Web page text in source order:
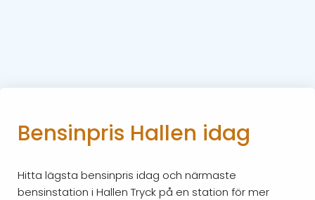
Bensinpris Hallen idag
Hitta lägsta bensinpris idag och närmaste
bensinstation i Hallen Tryck på en station för mer